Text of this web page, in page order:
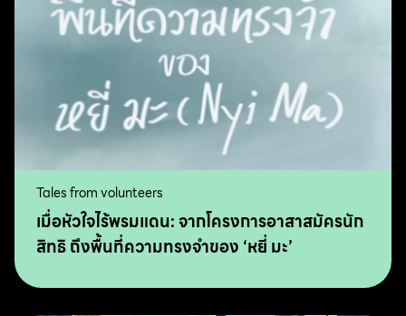
Tales from volunteers
เมื่อหัวใจไร้พรมแดน: จากโครงการอาสาสมัครนัก
สิทธิ ถึงพื้นที่ความทรงจำของ ‘หยี่ มะ’